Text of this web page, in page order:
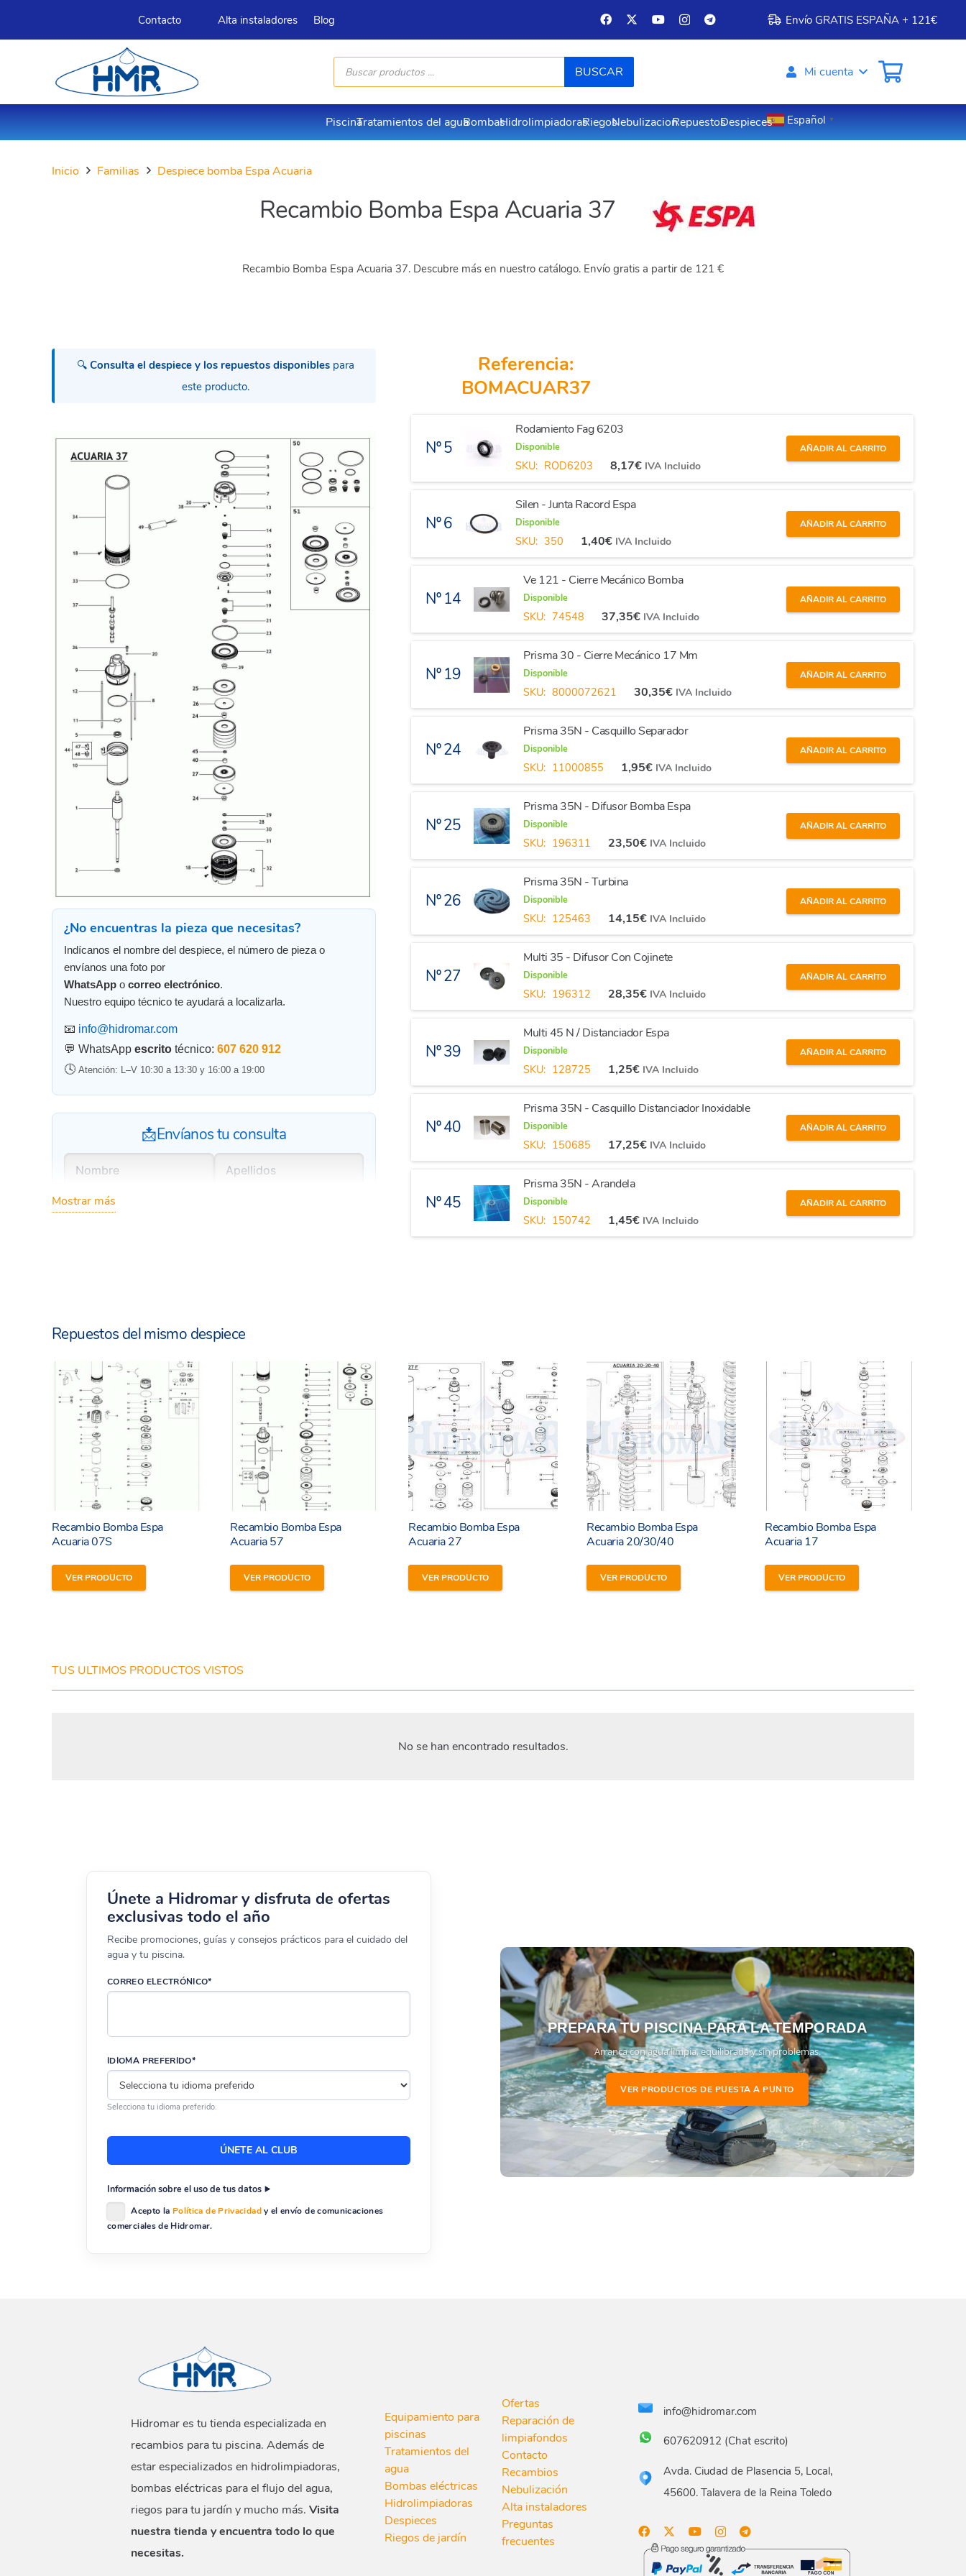
Contacto Alta instaladores Blog Envío GRATIS ESPAÑA + 121€
Búsqueda
productos
BUSCAR Mi cuenta
PiscinaTratamientos del aguaBombasHidrolimpiadorasRiegosNebulizacionRepuestosDespieces Español ▼
Inicio Familias Despiece bomba Espa Acuaria
Recambio Bomba Espa Acuaria 37
Recambio Bomba Espa Acuaria 37. Descubre más en nuestro catálogo. Envío gratis a partir de 121 €
🔍 Consulta el despiece y los repuestos disponiblespara
este producto.
¿No encuentras la pieza que necesitas?
Indícanos el nombre del despiece, el número de pieza o
envíanos una foto por
WhatsApp o correo electrónico.
Nuestro equipo técnico te ayudará a localizarla.
📧 info@hidromar.com
💬 WhatsApp escrito técnico: 607 620 912
🕓 Atención: L–V 10:30 a 13:30 y 16:00 a 19:00
📩Envíanos tu consulta
He leído y estoy de acuerdo con lostérminos y
Enviar
Mostrar más
Referencia:
BOMACUAR37
Nº 5
Rodamiento Fag 6203
Disponible
SKU: ROD6203 8,17€ IVA Incluido
AÑADIR AL CARRITO
Nº 6
Silen - Junta Racord Espa
Disponible
SKU: 350 1,40€ IVA Incluido
AÑADIR AL CARRITO
Nº 14
Ve 121 - Cierre Mecánico Bomba
Disponible
SKU: 74548 37,35€ IVA Incluido
AÑADIR AL CARRITO
Nº 19
Prisma 30 - Cierre Mecánico 17 Mm
Disponible
SKU: 8000072621 30,35€ IVA Incluido
AÑADIR AL CARRITO
Nº 24
Prisma 35N - Casquillo Separador
Disponible
SKU: 11000855 1,95€ IVA Incluido
AÑADIR AL CARRITO
Nº 25
Prisma 35N - Difusor Bomba Espa
Disponible
SKU: 196311 23,50€ IVA Incluido
AÑADIR AL CARRITO
Nº 26
Prisma 35N - Turbina
Disponible
SKU: 125463 14,15€ IVA Incluido
AÑADIR AL CARRITO
Nº 27
Multi 35 - Difusor Con Cojinete
Disponible
SKU: 196312 28,35€ IVA Incluido
AÑADIR AL CARRITO
Nº 39
Multi 45 N / Distanciador Espa
Disponible
SKU: 128725 1,25€ IVA Incluido
AÑADIR AL CARRITO
Nº 40
Prisma 35N - Casquillo Distanciador Inoxidable
Disponible
SKU: 150685 17,25€ IVA Incluido
AÑADIR AL CARRITO
Nº 45
Prisma 35N - Arandela
Disponible
SKU: 150742 1,45€ IVA Incluido
AÑADIR AL CARRITO
Repuestos del mismo despiece
Recambio Bomba Espa
Acuaria 07S
VER PRODUCTO
Recambio Bomba Espa
Acuaria 57
VER PRODUCTO
Recambio Bomba Espa
Acuaria 27
VER PRODUCTO
Recambio Bomba Espa
Acuaria 20/30/40
VER PRODUCTO
Recambio Bomba Espa
Acuaria 17
VER PRODUCTO
TUS ULTIMOS PRODUCTOS VISTOS
No se han encontrado resultados.
Únete a Hidromar y disfruta de ofertas
exclusivas todo el año
Recibe promociones, guías y consejos prácticos para el cuidado del
agua y tu piscina.
CORREO ELECTRÓNICO*
IDIOMA PREFERIDO*
Selecciona tu idioma preferido.
Información sobre el uso de tus datos
Acepto la Política de Privacidady el envío de comunicaciones
comerciales de Hidromar.
PREPARA TU PISCINA PARA LA TEMPORADA
Arranca con agua limpia, equilibrada y sin problemas.
VER PRODUCTOS DE PUESTA A PUNTO
Hidromar es tu tienda especializada en
recambios para tu piscina. Además de
estar especializados en hidrolimpiadoras,
bombas eléctricas para el flujo del agua,
riegos para tu jardín y mucho más. Visita
nuestra tienda y encuentra todo lo que
necesitas.
Equipamiento para
piscinas
Tratamientos del
agua
Bombas eléctricas
Hidrolimpiadoras
Despieces
Riegos de jardín
Ofertas
Reparación de
limpiafondos
Contacto
Recambios
Nebulización
Alta instaladores
Preguntas
frecuentes
info@hidromar.com
607620912 (Chat escrito)
Avda. Ciudad de Plasencia 5, Local,
45600. Talavera de la Reina Toledo